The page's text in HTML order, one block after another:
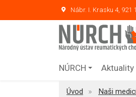
Nábr. I. Krasku 4, 921
NÚRCH Aktuality
Úvod Naši